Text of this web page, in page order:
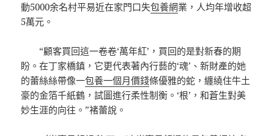
動5000余名村平易近在家門口失包養網業，人均年增收超
5萬元。
“顧客買回這一卷卷‘萬年紅’，買回的是對新春的期
盼。在丁家橋鎮，它更代表著內行藝的‘魂’、新財產的她
的蕾絲絲帶像一包養一個月價錢條優雅的蛇，纏繞住牛土
豪的金箔千紙鶴，試圖進行柔性制衡。‘根’，和蒼生對美
妙生涯的向往。”褚蕾說。